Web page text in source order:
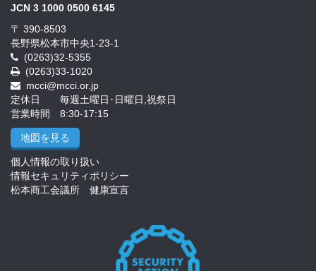
JCN 3 1000 0500 6145
〒 390-8503
長野県松本市中央1-23-1
(0263)32-5355
(0263)33-1020
mcci@mcci.or.jp
定休日 毎週土曜日･日曜日,祝祭日
営業時間 8:30-17:15
地図を見る
個人情報の取り扱い
情報セキュリティポリシー
松本商工会議所 健康宣言